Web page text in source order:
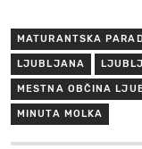
MATURANTSKA
LJUBLJANA
MESTNA OBČINA
MINUTA MOLKA